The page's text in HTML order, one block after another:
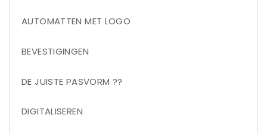
AUTOMATTEN MET LOGO
BEVESTIGINGEN
DE JUISTE PASVORM ??
DIGITALISEREN